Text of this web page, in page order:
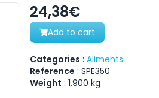
24,38€
Add to cart
Categories : Aliments
Reference : SPE350
Weight : 1.900 kg